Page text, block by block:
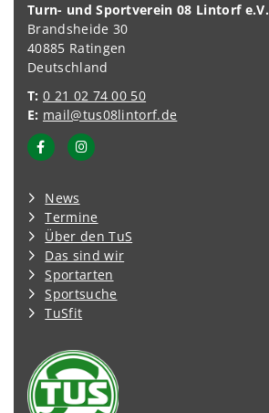
Turn- und Sportverein 08 Lintorf e.V.
Brandsheide 30
40885 Ratingen
Deutschland
T: 0 21 02 74 00 50
E: mail@tus08lintorf.de
News
Termine
Über den TuS
Das sind wir
Sportarten
Sportsuche
TuSfit